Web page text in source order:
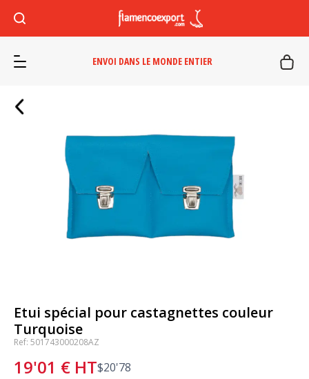
ENVOI DANS LE MONDE ENTIER
Etui spécial pour castagnettes couleur
Turquoise
Ref: 501743000208AZ
19'01 € HT$20'78